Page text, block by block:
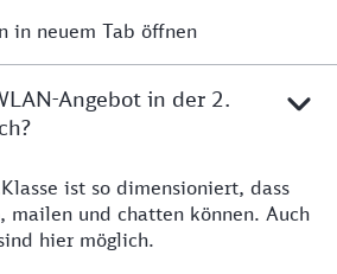
in neuem Tab öffnen
Angebot in der 2.
ist so dimensioniert, dass
mailen und chatten können. Auch
hier möglich.